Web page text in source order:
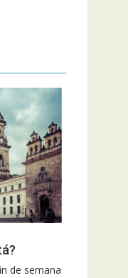
de semana